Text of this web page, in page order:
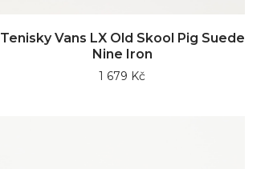
Tenisky Vans LX Old Skool Pig Suede
Nine Iron
1 679 Kč